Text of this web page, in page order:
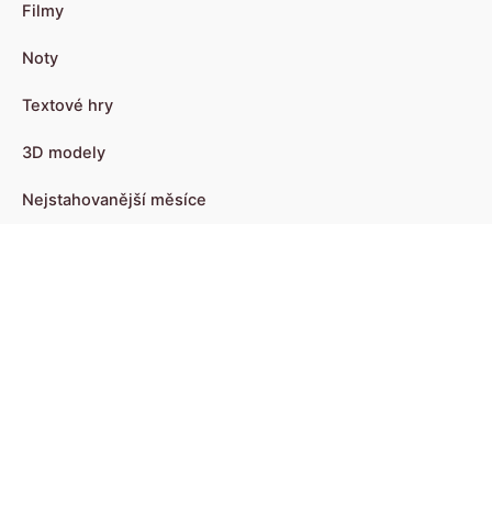
Filmy
Noty
Textové hry
3D modely
Nejstahovanější měsíce